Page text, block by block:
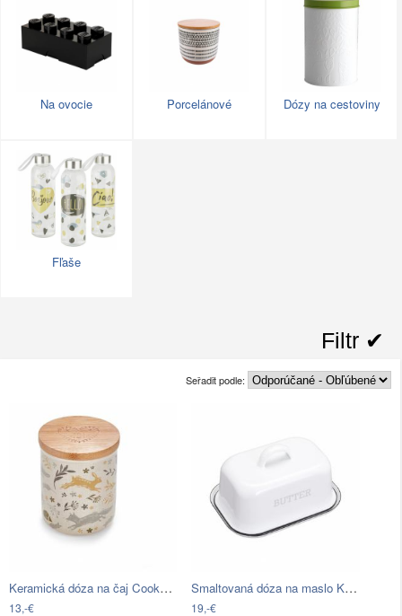
Na ovocie Porcelánové Dózy na cestoviny
Fľaše
Filtr ✔︎
Seřadit podle:
Keramická dóza na čaj Cooksmart ®…
13,-€
Smaltovaná dóza na maslo Kitchen Craft…
19,-€